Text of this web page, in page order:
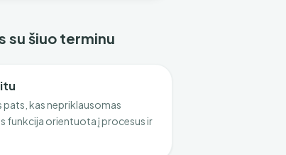
su šiuo terminu
kas nepriklausomas
funkcija orientuota į procesus ir